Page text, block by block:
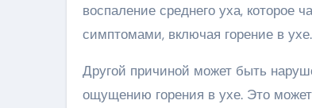
воспаление среднего уха,
симптомами, включая горение в ухе.
Другой причиной может быть
ощущению горения в ухе. Это